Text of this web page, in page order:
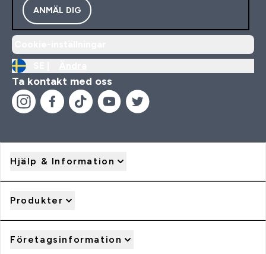
ANMÄL DIG
Ta kontakt med oss
Hjälp & Information
Produkter
Företagsinformation